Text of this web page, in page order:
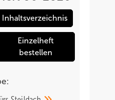
Inhaltsverzeichnis
Einzelheft
bestellen